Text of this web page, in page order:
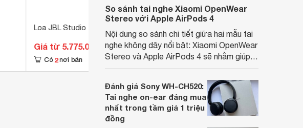
Loa JBL Studio 130
Giá từ 5.775.000 đ
Có 2 nơi bán
Loa JBL Studio 698
Giá từ 37.490.000 đ
Có 19 nơi bán
So sánh tai nghe Xiaomi OpenWear
Stereo với Apple AirPods 4
Nội dung so sánh chi tiết giữa hai mẫu tai
nghe không dây nổi bật: Xiaomi OpenWear
Stereo và Apple AirPods 4 sẽ nhằm giúp
dựa trên nhu cầu và sở thích cá nhân. Cả
hai đều là sản phẩm chất lượng cao,
nhưng hướng tới đối tượng khách hàng
khác nhau.
Đánh giá Sony WH-CH520:
Tai nghe on-ear đáng mua
nhất trong tầm giá 1 triệu
đồng